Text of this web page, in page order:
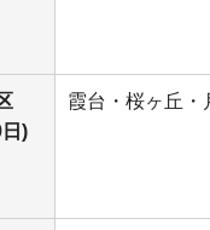
)
霞台・桜ヶ丘・